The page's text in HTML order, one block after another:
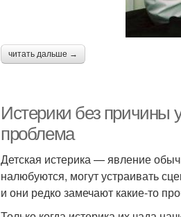
читать дальше →
Истерики без причины
проблема
Детская истерика — явление
налюбуются, могут устраивать
и они редко замечают какие-то